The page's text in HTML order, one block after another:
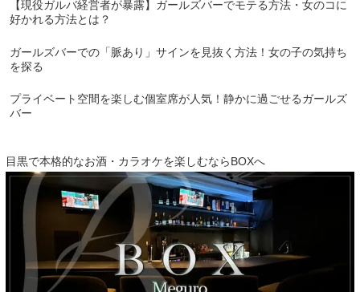
【現役ガルバ経営者が暴露】ガールズバーでモテる方法・女のコに
好かれる方法とは？
ガールズバーでの「脈あり」サインを見抜く方法！女の子の気持ち
を探る
プライベート空間を楽しむ個室席が人気！静かに過ごせるガールズ
バー
目黒で本格的なお酒・カラオケを楽しむならBOXへ